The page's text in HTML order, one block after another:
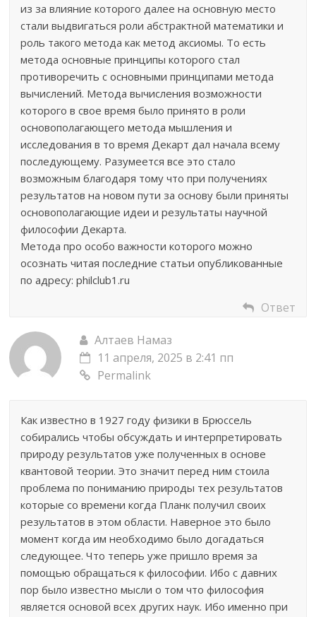
из за влияние которого далее на основную место
стали выдвигаться роли абстрактной математики и
роль такого метода как метод аксиомы. То есть
метода основные принципы которого стал
противоречить с основными принципами метода
вычислений. Метода вычисления возможности
которого в свое время было принято в роли
основополагающего метода мышления и
исследования в то время Декарт дал начала всему
последующему. Разумеется все это стало
возможным благодаря тому что при получениях
результатов на новом пути за основу были приняты
основополагающие идеи и результаты научной
философии Декарта.
Метода про особо важности которого можно
осознать читая последние статьи опубликованные
по адресу: philclub1.ru
Ответ
Алтаев Намаз
11 апреля, 2025 в 2:41 пп
Permalink
Как известно в 1927 году физики в Брюссель
собирались чтобы обсуждать и интерпретировать
природу результатов уже полученных в основе
квантовой теории. Это значит перед ним стоила
проблема по пониманию природы тех результатов
которые со времени когда Планк получил своих
результатов в этом области. Наверное это было
момент когда им необходимо было догадаться
следующее. Что теперь уже пришло время за
помощью обращаться к философии. Ибо с давних
пор было известно мысли о том что философия
является основой всех других наук. Ибо именно при